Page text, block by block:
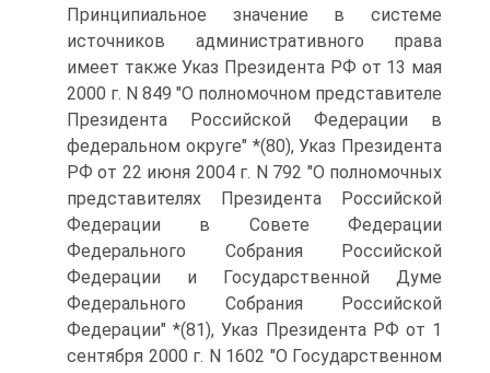
Принципиальное значение в системе
источников административного права
имеет также Указ Президента РФ от 13 мая
2000 г. N 849 "О полномочном представителе
Президента Российской Федерации в
федеральном округе" *(80), Указ Президента
РФ от 22 июня 2004 г. N 792 "О полномочных
представителях Президента Российской
Федерации в Совете Федерации
Федерального Собрания Российской
Федерации и Государственной Думе
Федерального Собрания Российской
Федерации" *(81), Указ Президента РФ от 1
сентября 2000 г. N 1602 "О Государственном